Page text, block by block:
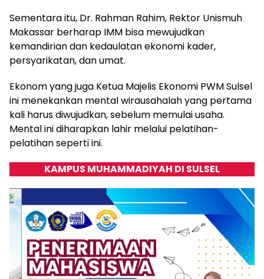
Sementara itu, Dr. Rahman Rahim, Rektor Unismuh
Makassar berharap IMM bisa mewujudkan
kemandirian dan kedaulatan ekonomi kader,
persyarikatan, dan umat.
Ekonom yang juga Ketua Majelis Ekonomi PWM Sulsel
ini menekankan mental wirausahalah yang pertama
kali harus diwujudkan, sebelum memulai usaha.
Mental ini diharapkan lahir melalui pelatihan-
pelatihan seperti ini.
KAMPUS MUHAMMADIYAH DI SULSEL